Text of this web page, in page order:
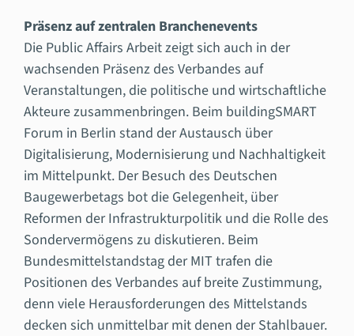
Präsenz auf zentralen Branchenevents
Die Public Affairs Arbeit zeigt sich auch in der
wachsenden Präsenz des Verbandes auf
Veranstaltungen, die politische und wirtschaftliche
Akteure zusammenbringen. Beim buildingSMART
Forum in Berlin stand der Austausch über
Digitalisierung, Modernisierung und Nachhaltigkeit
im Mittelpunkt. Der Besuch des Deutschen
Baugewerbetags bot die Gelegenheit, über
Reformen der Infrastrukturpolitik und die Rolle des
Sondervermögens zu diskutieren. Beim
Bundesmittelstandstag der MIT trafen die
Positionen des Verbandes auf breite Zustimmung,
denn viele Herausforderungen des Mittelstands
decken sich unmittelbar mit denen der Stahlbauer.